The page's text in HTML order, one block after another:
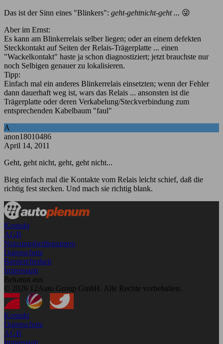
Das ist der Sinn eines "Blinkers": geht-gehtnicht-geht ... 😜
Aber im Ernst:
Es kann am Blinkerrelais selber liegen; oder an einem defekten
Steckkontakt auf Seiten der Relais-Trägerplatte ... einen
"Wackelkontakt" haste ja schon diagnostiziert; jetzt brauchste nur
noch Selbigen genauer zu lokalisieren.
Tipp:
Einfach mal ein anderes Blinkerrelais einsetzten; wenn der Fehler
dann dauerhaft weg ist, wars das Relais ... ansonsten ist die
Trägerplatte oder deren Verkabelung/Steckverbindung zum
entsprechenden Kabelbaum "faul"
A
anon18010486
April 14, 2011
Geht, geht nicht, geht, geht nicht...
Bieg einfach mal die Kontakte vom Relais leicht schief, daß die
richtig fest stecken. Und mach sie richtig blank.
Kontakt
AGB
Nutzungsbedingungen
Datenschutz
Barrierefreiheit
Impressum
Bekannt aus
© 2026 12Auto Group GmbH. Alle Rechte vorbehalten.
Kontakt
Datenschutz
AGB
Impressum